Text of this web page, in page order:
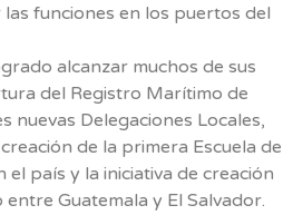
funciones en los puertos del
alcanzar muchos de sus
del Registro Marítimo de
nuevas Delegaciones Locales,
de la primera Escuela de
país y la iniciativa de creación
Guatemala y El Salvador.